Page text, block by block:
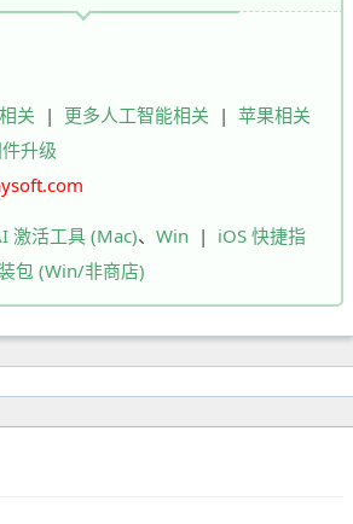
关 | 更多人工智能相关 | 苹果相关
升级
激活工具 (Mac)、 Win | iOS 快捷指
包 (Win/非商店)